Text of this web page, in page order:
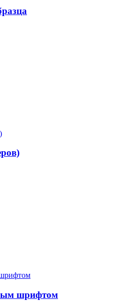
шрифтом